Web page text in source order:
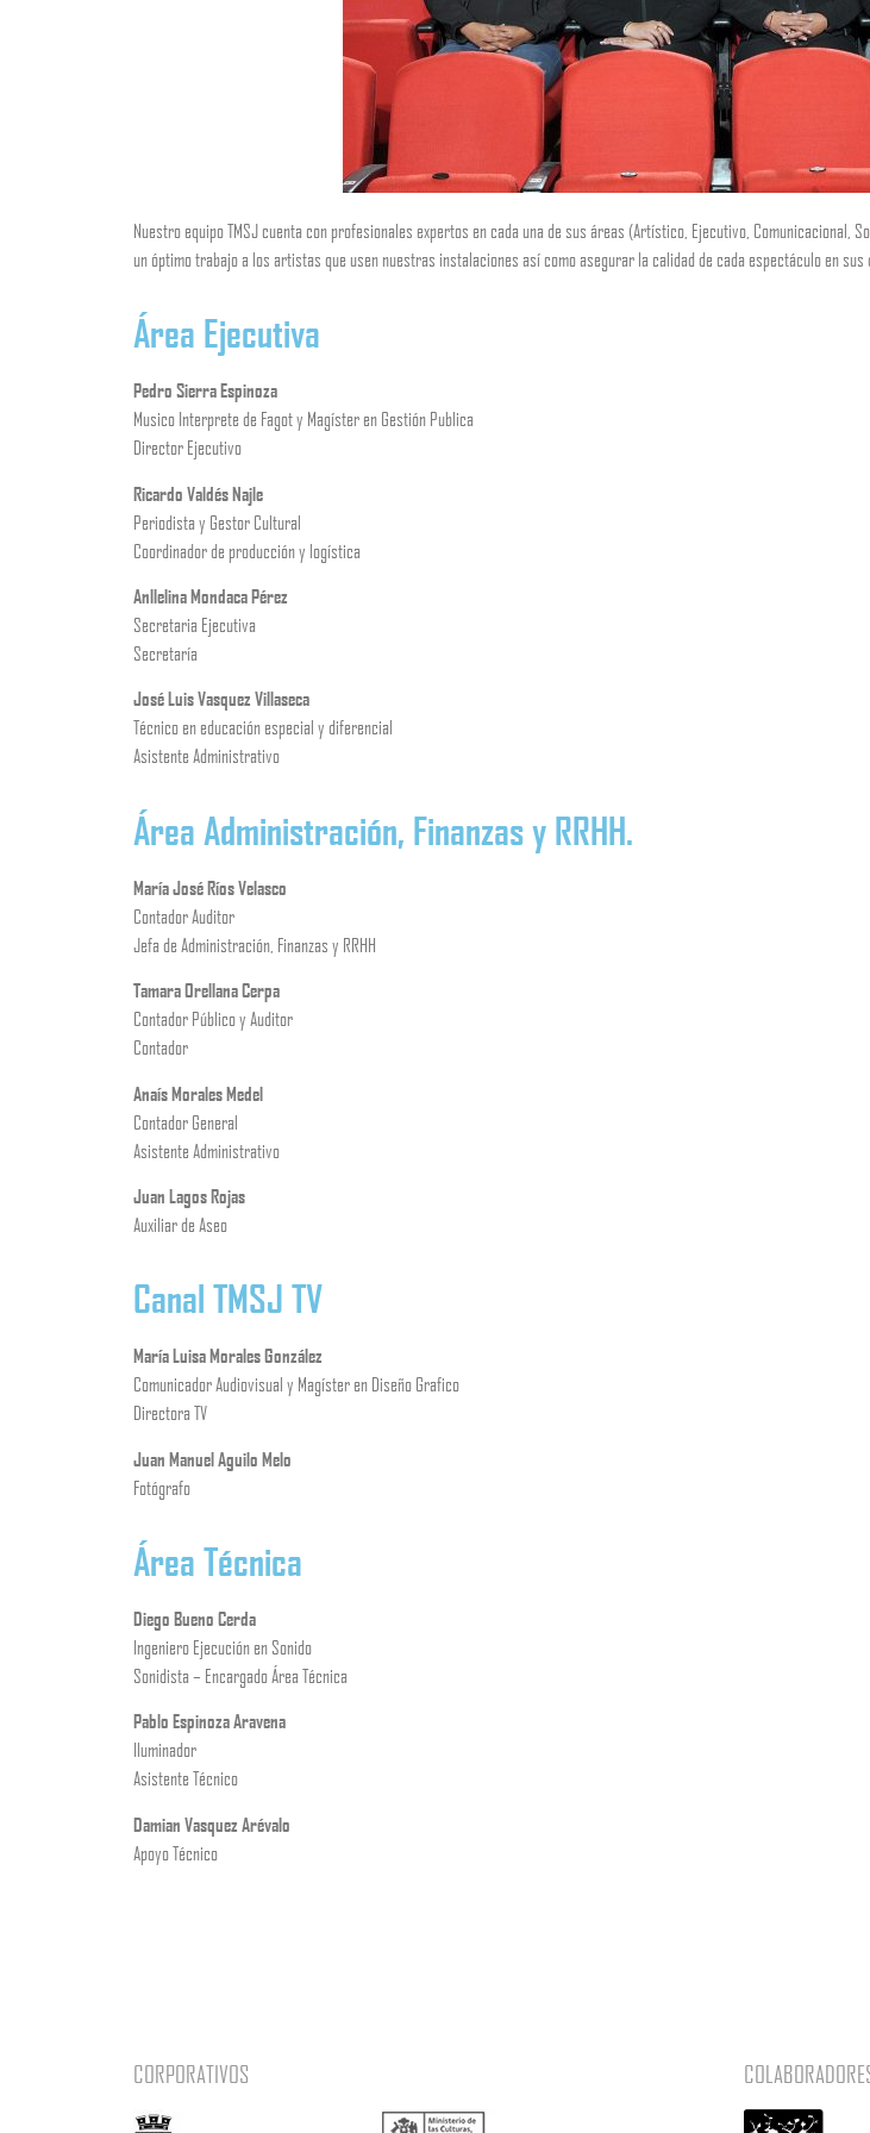
Nuestro equipo TMSJ cuenta con profesionales expertos en cada una de sus áreas (Artístico, Ejecutivo, Comunicacional,
un óptimo trabajo a los artistas que usen nuestras instalaciones así como asegurar la calidad de cada espectáculo en
Área Ejecutiva
Pedro Sierra Espinoza
Musico Interprete de Fagot y Magíster en Gestión Publica
Director Ejecutivo
Ricardo Valdés Najle
Periodista y Gestor Cultural
Coordinador de producción y logística
Anllelina Mondaca Pérez
Secretaria Ejecutiva
Secretaría
José Luis Vasquez Villaseca
Técnico en educación especial y diferencial
Asistente Administrativo
Área Administración, Finanzas y RRHH.
María José Ríos Velasco
Contador Auditor
Jefa de Administración, Finanzas y RRHH
Tamara Orellana Cerpa
Contador Público y Auditor
Contador
Anaís Morales Medel
Contador General
Asistente Administrativo
Juan Lagos Rojas
Auxiliar de Aseo
Canal TMSJ TV
María Luisa Morales González
Comunicador Audiovisual y Magíster en Diseño Grafico
Directora TV
Juan Manuel Aguilo Melo
Fotógrafo
Área Técnica
Diego Bueno Cerda
Ingeniero Ejecución en Sonido
Sonidista – Encargado Área Técnica
Pablo Espinoza Aravena
Iluminador
Asistente Técnico
Damian Vasquez Arévalo
Apoyo Técnico
CORPORATIVOS